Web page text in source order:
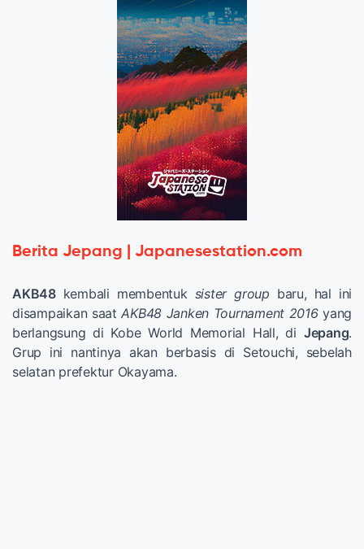
Berita Jepang | Japanesestation.com
AKB48kembali membentuk sister group baru, hal ini
disampaikan saatAKB48 Janken Tournament 2016yang
berlangsung di Kobe World Memorial Hall, di Jepang.
Grup ini nantinya akan berbasis di Setouchi, sebelah
selatan prefektur Okayama.